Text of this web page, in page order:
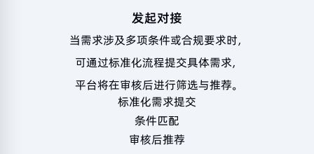
发起对接
当需求涉及多项条件或合规要求时，
可通过标准化流程提交具体需求，
平台将在审核后进行筛选与推荐。
标准化需求提交
条件匹配
审核后推荐